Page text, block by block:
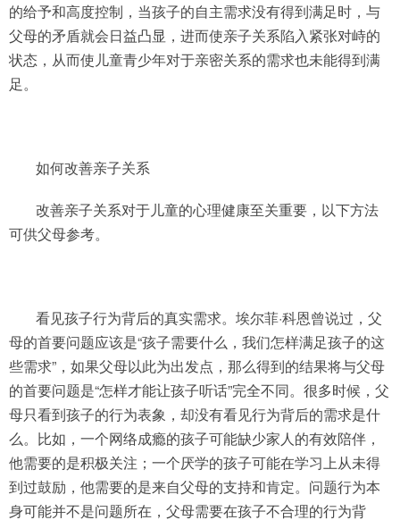
的给予和高度控制，当孩子的自主需求没有得到满足时，与
父母的矛盾就会日益凸显，进而使亲子关系陷入紧张对峙的
状态，从而使儿童青少年对于亲密关系的需求也未能得到满
足。
如何改善亲子关系
改善亲子关系对于儿童的心理健康至关重要，以下方法
可供父母参考。
看见孩子行为背后的真实需求。埃尔菲·科恩曾说过，父
母的首要问题应该是“孩子需要什么，我们怎样满足孩子的这
些需求”，如果父母以此为出发点，那么得到的结果将与父母
的首要问题是“怎样才能让孩子听话”完全不同。很多时候，父
母只看到孩子的行为表象，却没有看见行为背后的需求是什
么。比如，一个网络成瘾的孩子可能缺少家人的有效陪伴，
他需要的是积极关注；一个厌学的孩子可能在学习上从未得
到过鼓励，他需要的是来自父母的支持和肯定。问题行为本
身可能并不是问题所在，父母需要在孩子不合理的行为背